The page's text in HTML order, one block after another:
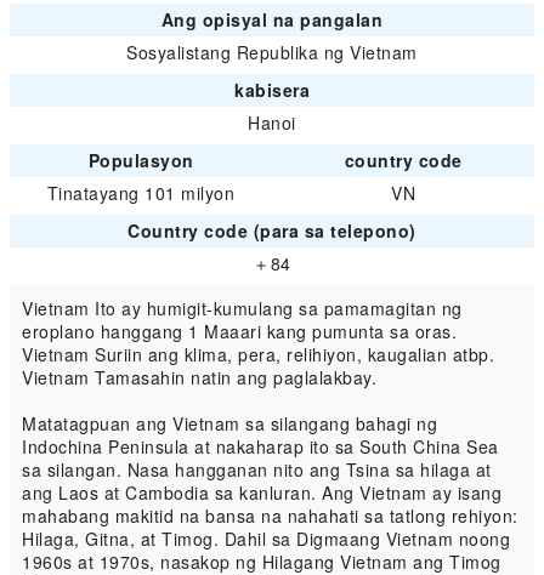
Ang opisyal na pangalan
Sosyalistang Republika ng Vietnam
kabisera
Hanoi
Populasyon
country code
Tinatayang 101 milyon
VN
Country code (para sa telepono)
＋84
Vietnam Ito ay humigit-kumulang sa pamamagitan ng
eroplano hanggang 1 Maaari kang pumunta sa oras.
Vietnam Suriin ang klima, pera, relihiyon, kaugalian atbp.
Vietnam Tamasahin natin ang paglalakbay.
Matatagpuan ang Vietnam sa silangang bahagi ng
Indochina Peninsula at nakaharap ito sa South China Sea
sa silangan. Nasa hangganan nito ang Tsina sa hilaga at
ang Laos at Cambodia sa kanluran. Ang Vietnam ay isang
mahabang makitid na bansa na nahahati sa tatlong rehiyon:
Hilaga, Gitna, at Timog. Dahil sa Digmaang Vietnam noong
1960s at 1970s, nasakop ng Hilagang Vietnam ang Timog